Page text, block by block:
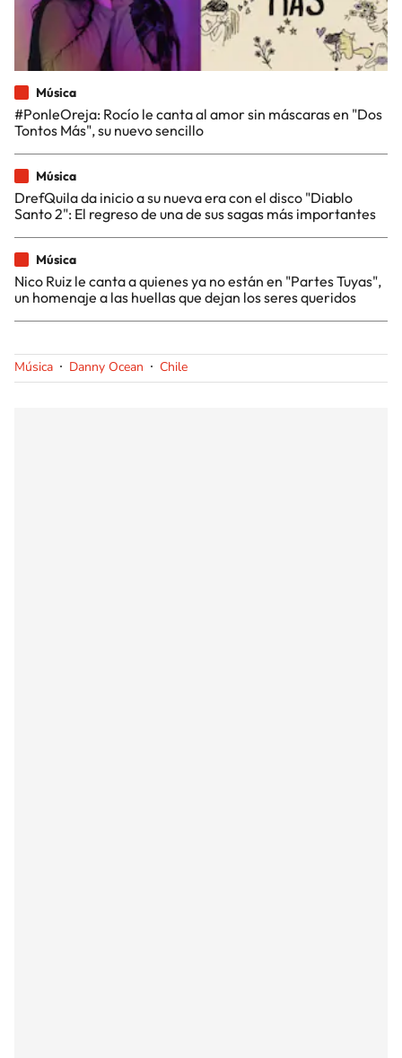
Música
#PonleOreja: Rocío le canta al amor sin máscaras en "Dos
Tontos Más", su nuevo sencillo
Música
DrefQuila da inicio a su nueva era con el disco "Diablo
Santo 2": El regreso de una de sus sagas más importantes
Música
Nico Ruiz le canta a quienes ya no están en "Partes Tuyas",
un homenaje a las huellas que dejan los seres queridos
Música Danny Ocean Chile